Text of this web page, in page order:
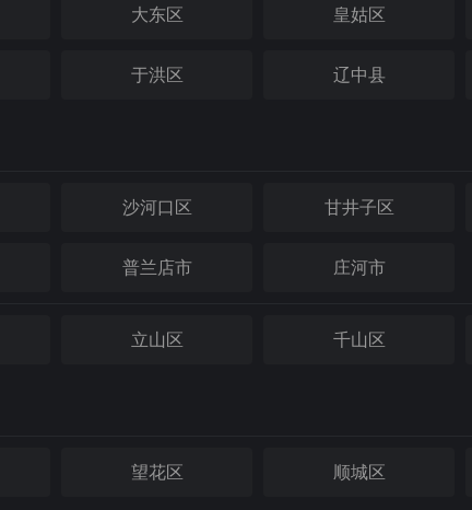
大东区 皇姑区
于洪区 辽中县
沙河口区 甘井子区
普兰店市 庄河市
立山区 千山区
望花区 顺城区